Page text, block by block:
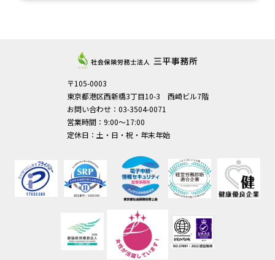
〒105-0003
東京都港区西新橋3丁目10-3 西崎ビル7階
お問い合わせ：03-3504-0071
営業時間：9:00～17:00
定休日：土・日・祝・年末年始